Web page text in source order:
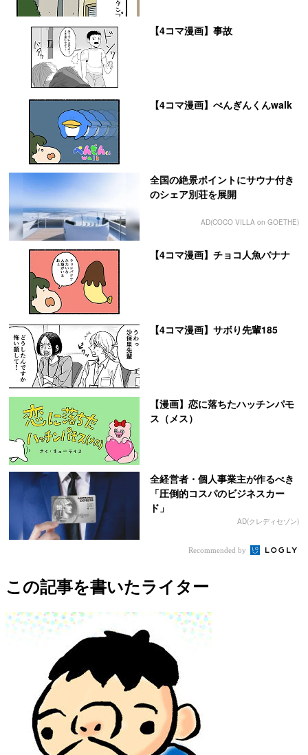
【4コマ漫画】事故
【4コマ漫画】ぺんぎんくんwalk
全国の絶景ポイントにサウナ付き
のシェア別荘を展開
AD(COCO VILLA on GOETHE)
【4コマ漫画】チョコ人魚バナナ
【4コマ漫画】サボり先輩185
【漫画】恋に落ちたハッチンパモ
ス（メス）
全経営者・個人事業主が作るべき
「圧倒的コスパのビジネスカー
ド」
AD(クレディセゾン)
Recommended by
この記事を書いたライター